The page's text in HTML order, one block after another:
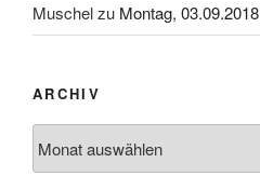
Muschelzu Montag, 03.09.2018
ARCHIV